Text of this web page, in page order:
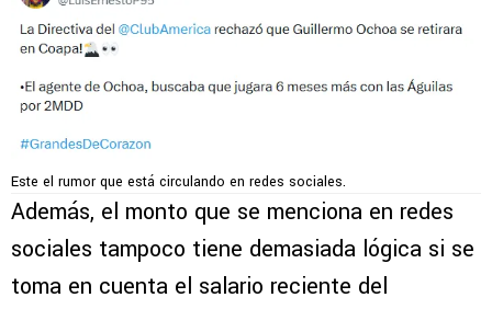
Este el rumor que está circulando en redes sociales.
Además, el monto que se menciona en redes
sociales tampoco tiene demasiada lógica si se
toma en cuenta el salario reciente del